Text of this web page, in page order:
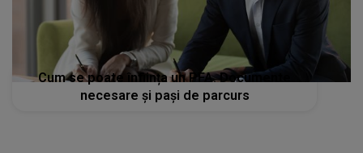
Cum se poate înființa un PFA. Documente
necesare și pași de parcurs